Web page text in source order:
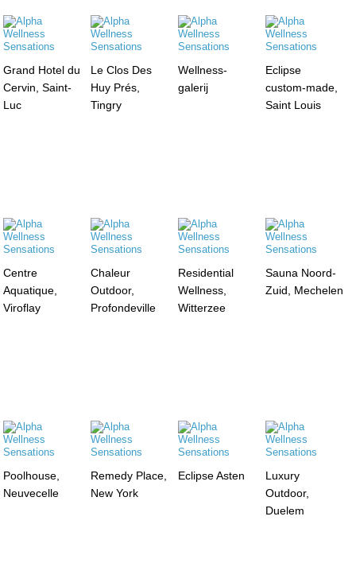
Grand Hotel du
Cervin, Saint-
Luc
Le Clos Des
Huy Prés,
Tingry
Wellness-
galerij
Eclipse
custom-made,
Saint Louis
Centre
Aquatique,
Viroflay
Chaleur
Outdoor,
Profondeville
Residential
Wellness,
Witterzee
Sauna Noord-
Zuid, Mechelen
Poolhouse,
Neuvecelle
Remedy Place,
New York
Eclipse Asten
Luxury
Outdoor,
Duelem